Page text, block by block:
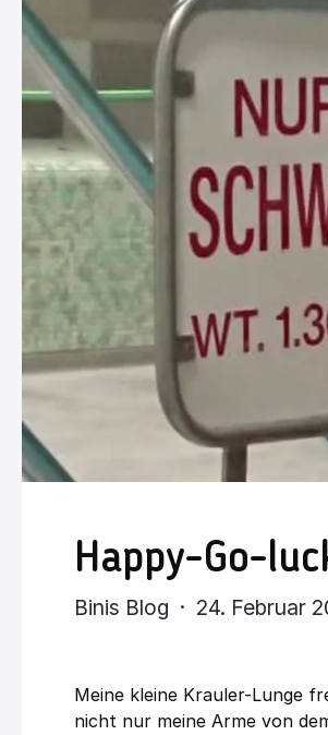
Happy-Go-
Binis Blog · 24. Februar
Meine kleine Krauler-Lunge
nicht nur meine Arme von